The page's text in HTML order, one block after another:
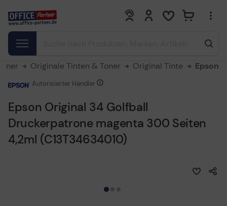
0 0
Originale Tinten & Toner Original Tinte Epson
Epson Original 34 Golfball
Druckerpatrone magenta 300 Seiten
4,2ml (C13T34634010)
Autorisierter Händler